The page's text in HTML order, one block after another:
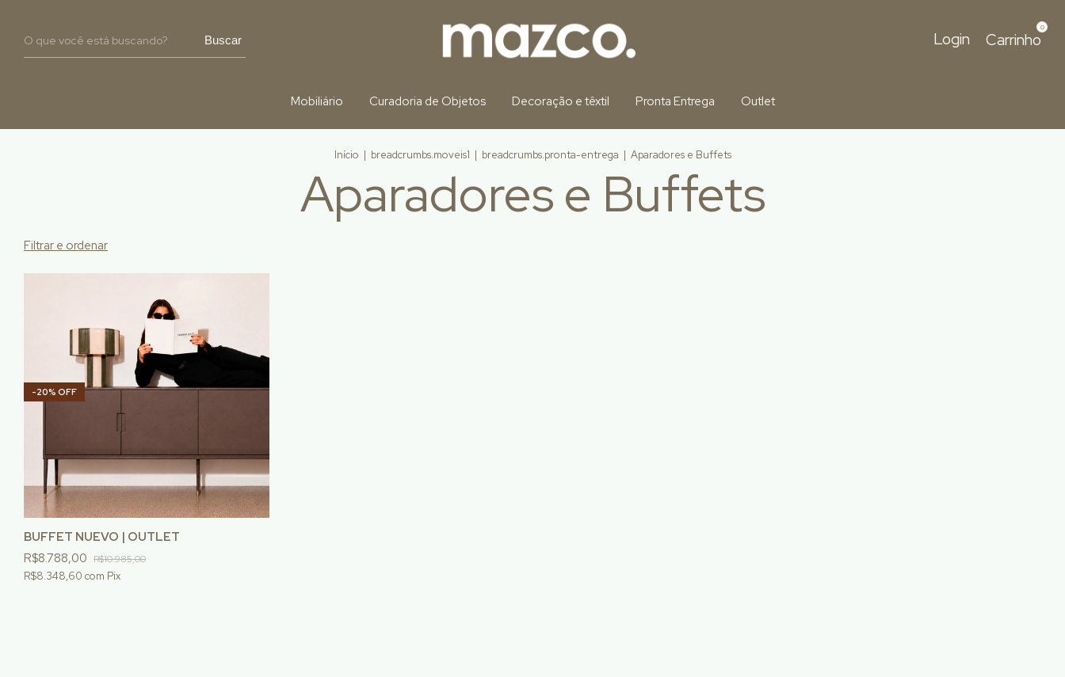
Buscar Login Carrinho
0
Mobiliário Curadoria de Objetos Decoração e têxtil Pronta Entrega Outlet
Início | breadcrumbs.moveis1 | breadcrumbs.pronta-entrega | Aparadores e Buffets
Aparadores e Buffets
Filtrar e ordenar
-20% OFF
BUFFET NUEVO | OUTLET
R$8.788,00 R$10.985,00
R$8.348,60 com Pix